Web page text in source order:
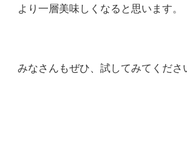
より一層美味しくなると思います。
みなさんもぜひ、試してみてくださ